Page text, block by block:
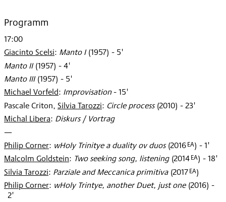
Programm
17:00
Giacinto Scelsi: Manto I (1957) - 5'
Manto II (1957) - 4'
Manto III (1957) - 5'
Michael Vorfeld: Improvisation- 15'
Pascale Criton, Silvia Tarozzi: Circle process (2010) - 23'
Michal Libera: Diskurs / Vortrag
—
Philip Corner: wHoly Trinitye a duality ov duos (2016EA) - 1'
Malcolm Goldstein: Two seeking song, listening (2014EA) - 18'
Silvia Tarozzi: Parziale and Meccanica primitiva (2017EA)
Philip Corner: wHoly Trintye, another Duet, just one (2016) -
2'